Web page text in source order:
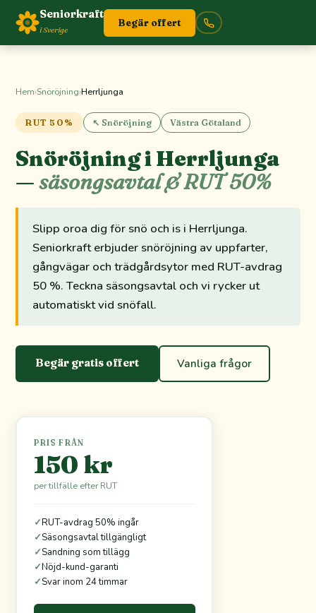
Seniorkraft
i Sverige
Begär offert
Hem›Snöröjning›Herrljunga
RUT 50% ↖ Snöröjning Västra Götaland
Snöröjning i Herrljunga
—säsongsavtal & RUT 50%
Slipp oroa dig för snö och is i Herrljunga.
Seniorkraft erbjuder snöröjning av uppfarter,
gångvägar och trädgårdsytor med RUT-avdrag
50 %. Teckna säsongsavtal och vi rycker ut
automatiskt vid snöfall.
Begär gratis offert Vanliga frågor
PRIS FRÅN
150 kr
per tillfälle efter RUT
✓RUT-avdrag 50% ingår
✓Säsongsavtal tillgängligt
✓Sandning som tillägg
✓Nöjd-kund-garanti
✓Svar inom 24 timmar